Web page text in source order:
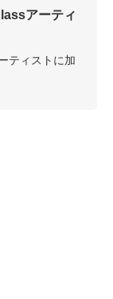
アーティ
ティストに加